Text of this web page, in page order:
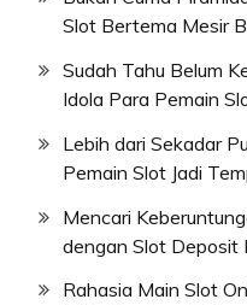
Slot Bertema Mesir
Sudah Tahu Belum
Idola Para Pemain
Lebih dari Sekadar
Pemain Slot Jadi
Mencari
dengan Slot Deposit
Rahasia Main Slot